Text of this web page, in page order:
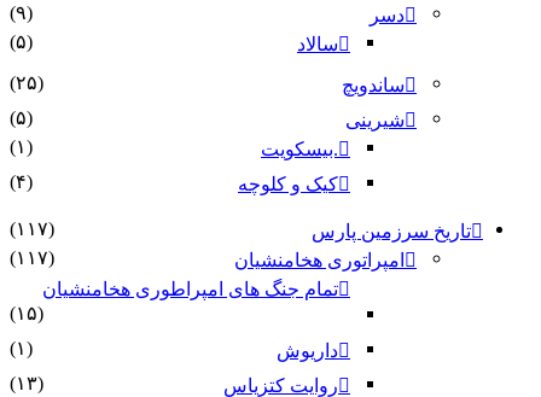
دسر
(۹)
سالاد
(۵)
ساندویچ
(۲۵)
شیرینی
(۵)
.بیسکویت
(۱)
کیک و کلوچه
(۴)
تاریخ سرزمین پارس
(۱۱۷)
امپراتوری هخامنشیان
(۱۱۷)
تمام جنگ های امپراطوری هخامنشیان
(۱۵)
داریوش
(۱)
روایت کتزیاس
(۱۳)